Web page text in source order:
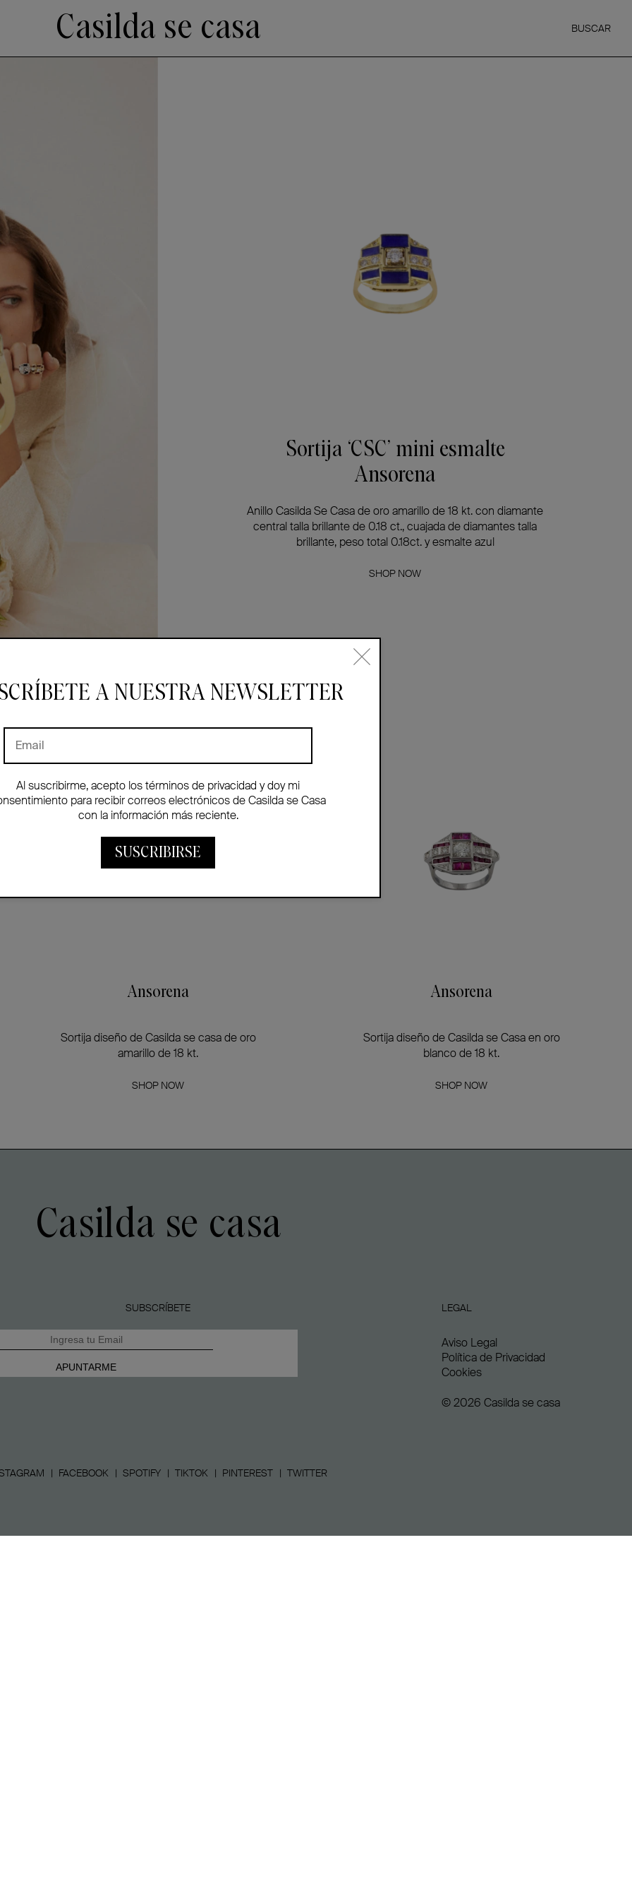
Casilda se casa BUSCAR
Sortija ‘CSC’ mini esmalte
Ansorena
Anillo Casilda Se Casa de oro amarillo de 18 kt. con diamante
central talla brillante de 0.18 ct., cuajada de diamantes talla
brillante, peso total 0.18ct. y esmalte azul
SHOP NOW
Ansorena
Sortija diseño de Casilda se casa de oro
amarillo de 18 kt.
SHOP NOW
Ansorena
Sortija diseño de Casilda se Casa en oro
blanco de 18 kt.
SHOP NOW
A NUESTRA NEWSLETTER
Al suscribirme, acepto los términos de privacidad y doy mi
para recibir correos electrónicos de Casilda se Casa
con la información más reciente.
SUSCRIBIRSE
Casilda se casa
SUBSCRÍBETE LEGAL
Aviso Legal
Política de Privacidad
Cookies
© 2026 Casilda se casa
FACEBOOK SPOTIFY TIKTOK PINTEREST TWITTER